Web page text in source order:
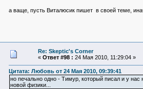
а ваще, пусть Виталюсик пишет в своей теме,
Re: Skeptic's Corner
« Ответ #98 : 24 Мая 2010, 11:29:04 »
Цитата: Любовь от 24 Мая 2010, 09:39:41
но печально одно - Тимур, который писал и у нас
новой физики...